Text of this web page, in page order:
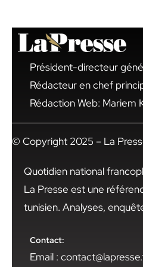
Président-directeur
Rédacteur en chef
Rédaction Web: Mariem
© Copyright 2025 – La
Quotidien national
La Presse est une
tunisien. Analyses,
Contact:
Email :